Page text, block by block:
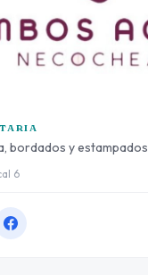
bordados y estampados
6